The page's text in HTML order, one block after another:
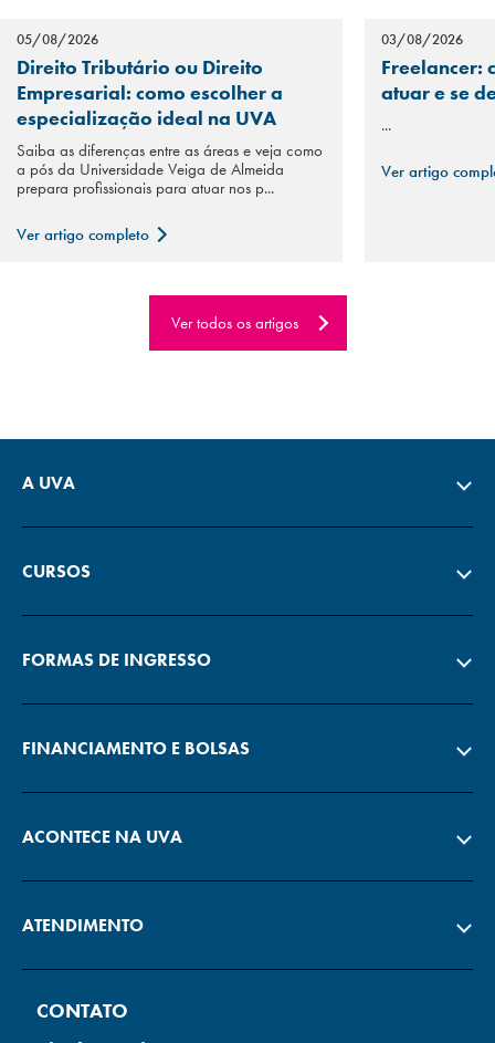
05/08/2026
Direito Tributário ou Direito
Empresarial: como escolher a
especialização ideal na UVA
Saiba as diferenças entre as áreas e veja como
a pós da Universidade Veiga de Almeida
prepara profissionais para atuar nos p...
Ver artigo completo
03/08/2026
Freelancer:
atuar e se
...
Ver artigo
Ver todos os artigos
A UVA
CURSOS
FORMAS DE INGRESSO
FINANCIAMENTO E BOLSAS
ACONTECE NA UVA
ATENDIMENTO
CONTATO